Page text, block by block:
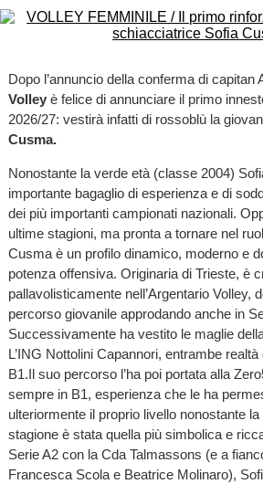
Dopo l’annuncio della conferma di capitan
Volley è felice di annunciare il primo
2026/27: vestirà infatti di rossoblù la
Cusma.
Nonostante la verde età (classe 2004)
importante bagaglio di esperienza e di
dei più importanti campionati nazionali.
ultime stagioni, ma pronta a tornare nel
Cusma è un profilo dinamico, moderno e
potenza offensiva. Originaria di Trieste, è
pallavolisticamente nell’Argentario Volley,
percorso giovanile approdando anche in
Successivamente ha vestito le maglie
L’ING Nottolini Capannori, entrambe
B1.Il suo percorso l’ha poi portata alla
sempre in B1, esperienza che le ha
ulteriormente il proprio livello nonostante la
stagione è stata quella più simbolica e
Serie A2 con la Cda Talmassons (e a
Francesca Scola e Beatrice Molinaro),